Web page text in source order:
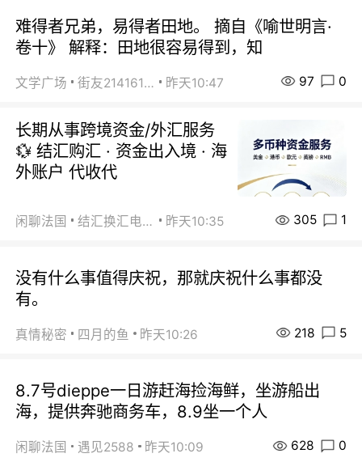
难得者兄弟，易得者田地。 摘自《喻世明言·
卷十》 解释：田地很容易得到，知
文学广场 街友21416156 昨天10:47 97 0
长期从事跨境资金/外汇服务
💱 结汇购汇 · 资金出入境 · 海
外账户 代收代
闲聊法国 结汇换汇电汇 昨天10:35 305 1
没有什么事值得庆祝，那就庆祝什么事都没
有。
真情秘密 四月的鱼 昨天10:26 218 5
8.7号dieppe一日游赶海捡海鲜，坐游船出
海，提供奔驰商务车，8.9坐一个人
闲聊法国 遇见2588 昨天10:09 628 0